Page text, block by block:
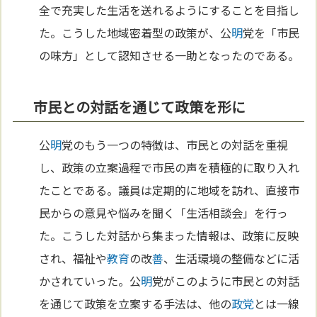
全で充実した生活を送れるようにすることを目指し
た。こうした地域密着型の政策が、公明党を「市民
の味方」として認知させる一助となったのである。
市民との対話を通じて政策を形に
公明党のもう一つの特徴は、市民との対話を重視
し、政策の立案過程で市民の声を積極的に取り入れ
たことである。議員は定期的に地域を訪れ、直接市
民からの意見や悩みを聞く「生活相談会」を行っ
た。こうした対話から集まった情報は、政策に反映
され、福祉や教育の改善、生活環境の整備などに活
かされていった。公明党がこのように市民との対話
を通じて政策を立案する手法は、他の政党とは一線